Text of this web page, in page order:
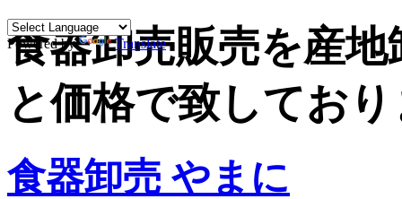
Powered by Translate
食器卸売販売を産
と価格で致してお
食器卸売 やまに